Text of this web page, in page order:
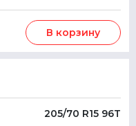
В корзину
205/70 R15 96T